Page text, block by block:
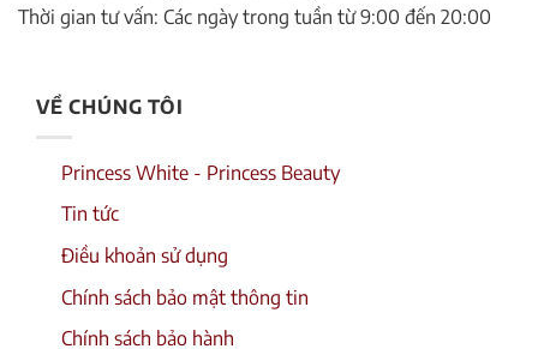
Thời gian tư vấn: Các ngày trong tuần từ 9:00 đến 20:00
VỀ CHÚNG TÔI
Princess White - Princess Beauty
Tin tức
Điều khoản sử dụng
Chính sách bảo mật thông tin
Chính sách bảo hành